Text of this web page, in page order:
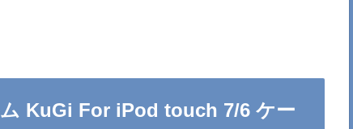
KuGi For iPod touch 7/6 ケー